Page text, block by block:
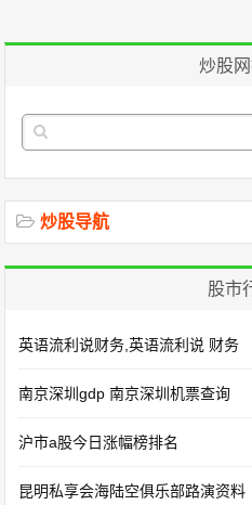
炒股
炒股导航
股市
英语流利说财务,英语流利说 财务
南京深圳gdp 南京深圳机票查询
沪市a股今日涨幅榜排名
昆明私享会海陆空俱乐部路演资料